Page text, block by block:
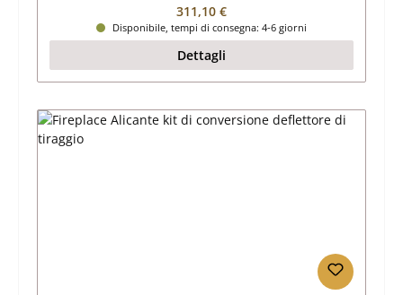
Prezzo normale:
311,10 €
Disponibile, tempi di consegna: 4-6 giorni
Dettagli